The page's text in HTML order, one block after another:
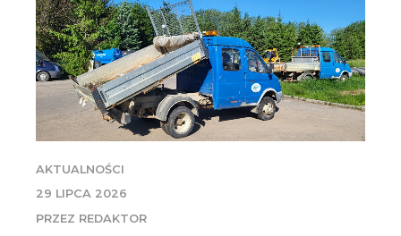
AKTUALNOŚCI
29 LIPCA 2026
PRZEZ REDAKTOR